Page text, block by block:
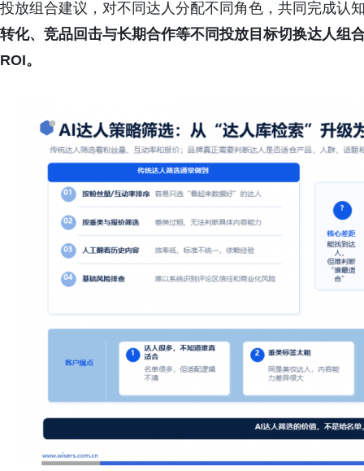
投放组合建议，对不同达人分配不同角色，共同完成认
转化、 竞品回击与长期合作等不同投放目标切换达人组
ROI。